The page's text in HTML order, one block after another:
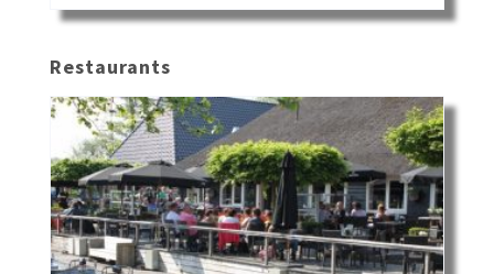
Restaurants